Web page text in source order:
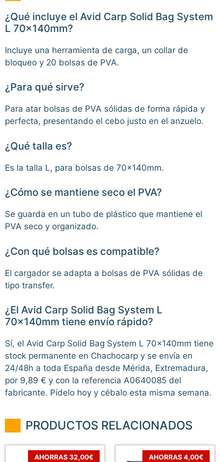
¿Qué incluye el Avid Carp Solid Bag System
L 70x140mm?
Incluye una herramienta de carga, un collar de
bloqueo y 20 bolsas de PVA.
¿Para qué sirve?
Para atar bolsas de PVA sólidas de forma rápida y
perfecta, presentando el cebo justo en el anzuelo.
¿Qué talla es?
Es la talla L, para bolsas de 70x140mm.
¿Cómo se mantiene seco el PVA?
Se guarda en un tubo de plástico que mantiene el
PVA seco y organizado.
¿Con qué bolsas es compatible?
El cargador se adapta a bolsas de PVA sólidas de
tipo transfer.
¿El Avid Carp Solid Bag System L
70x140mm tiene envío rápido?
Sí, el Avid Carp Solid Bag System L 70x140mm tiene
stock permanente en Chachocarp y se envía en
24/48h a toda España desde Mérida, Extremadura,
por 9,89 € y con la referencia A0640085 del
fabricante. Pídelo hoy y cébalo esta misma semana.
PRODUCTOS RELACIONADOS
AHORRAS 32,00€ AHORRAS 4,00€